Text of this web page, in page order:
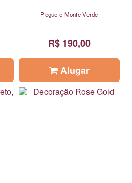
Pegue e Monte Verde
R$ 190,00
Alugar